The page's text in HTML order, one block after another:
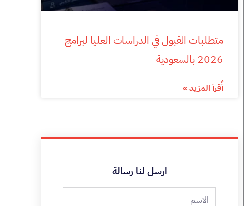
متطلبات القبول في الدراسات العليا لبرامج
2026 بالسعودية
أٌقرأ المزيد »
ارسل لنا رسالة
الاسم